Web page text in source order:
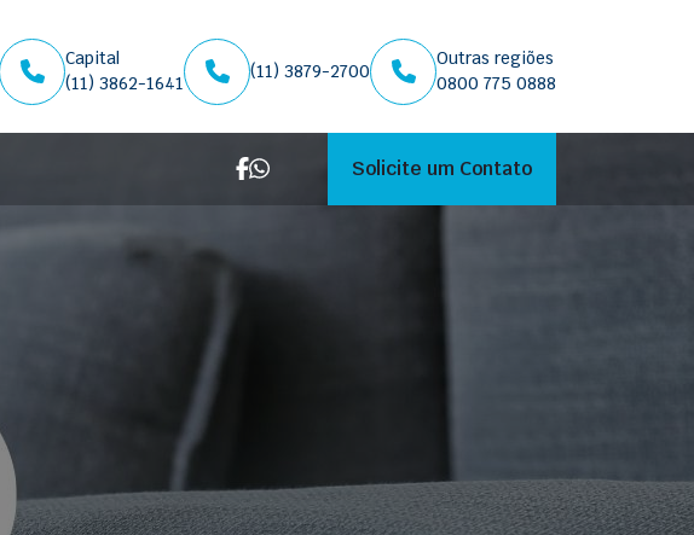
Capital
(11) 3862-1641
(11) 3879-2700
Outras regiões
0800 775 0888
Solicite um Contato